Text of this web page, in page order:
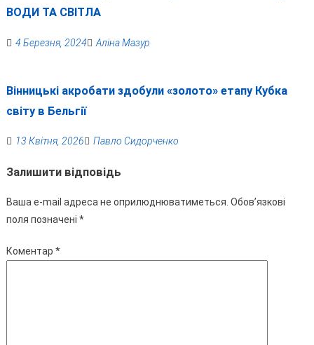
ВОДИ ТА СВІТЛА
4 Березня, 2024 Аліна Мазур
Вінницькі акробати здобули «золото» етапу Кубка
світу в Бельгії
13 Квітня, 2026 Павло Сидорченко
Залишити відповідь
Ваша e-mail адреса не оприлюднюватиметься. Обов’язкові
поля позначені *
Коментар *